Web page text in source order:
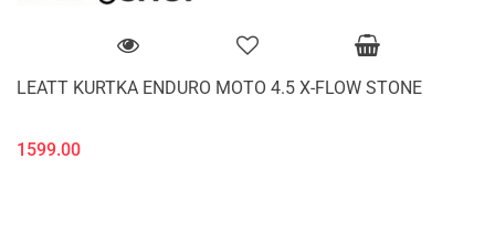
LEATT KURTKA ENDURO MOTO 4.5 X-FLOW STONE
1599.00